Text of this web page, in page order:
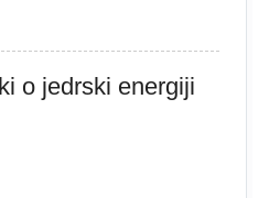
o jedrski energiji